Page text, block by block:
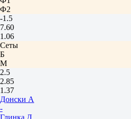
Ф2
-1.5
7.60
1.06
Сеты
Б
М
2.5
2.85
1.37
Донски А
-
Глинка Д